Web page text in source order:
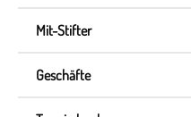
Mit-Stifter
Geschäfte